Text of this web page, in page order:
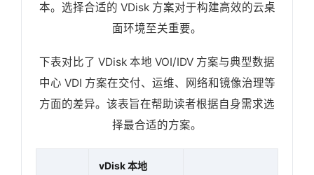
本。选择合适的 VDisk 方案对于构建高效的云桌
面环境至关重要。
下表对比了 VDisk 本地 VOI/IDV 方案与典型数据
中心 VDI 方案在交付、运维、网络和镜像治理等
方面的差异。该表旨在帮助读者根据自身需求选
择最合适的方案。
vDisk 本地